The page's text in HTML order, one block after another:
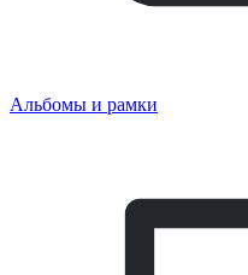
Альбомы и рамки